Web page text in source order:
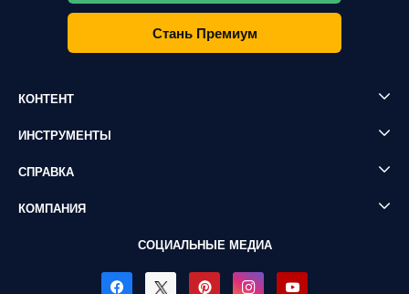
Стань Премиум
КОНТЕНТ
ИНСТРУМЕНТЫ
СПРАВКА
КОМПАНИЯ
СОЦИАЛЬНЫЕ МЕДИА